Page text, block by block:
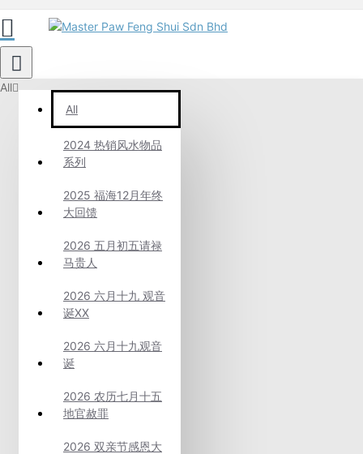
All
All
2024 热销风水物品
系列
2025 福海12月年终
大回馈
2026 五月初五请禄
马贵人
2026 六月十九 观音
诞XX
2026 六月十九观音
诞
2026 农历七月十五
地官赦罪
2026 双亲节感恩大